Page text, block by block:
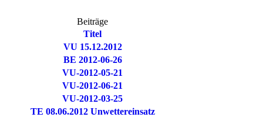
Beiträge
Titel
VU 15.12.2012
BE 2012-06-26
VU-2012-05-21
VU-2012-06-21
VU-2012-03-25
TE 08.06.2012 Unwettereinsatz